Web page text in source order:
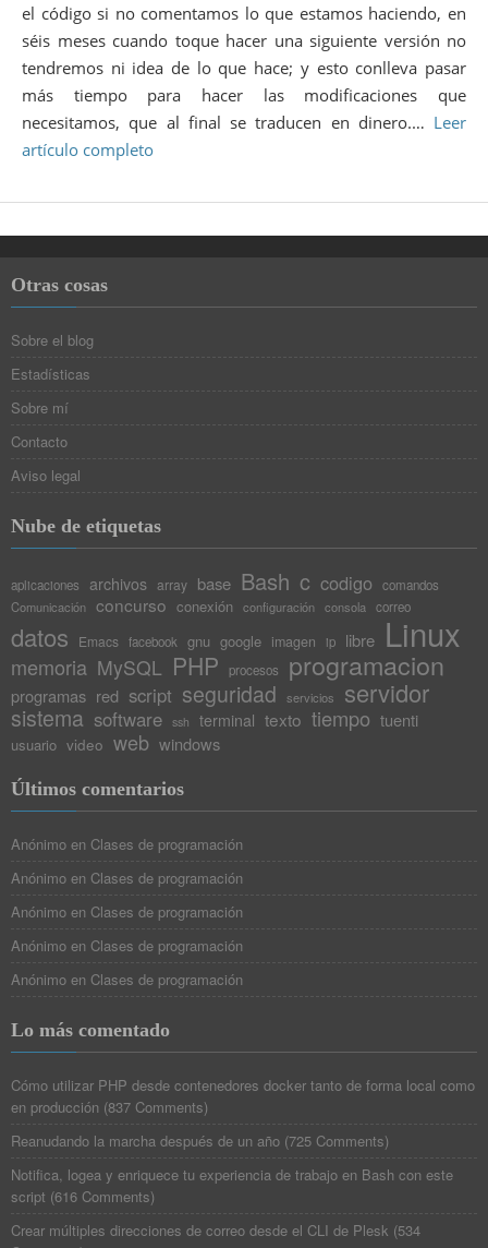
el código si no comentamos lo que estamos haciendo, en
séis meses cuando toque hacer una siguiente versión no
tendremos ni idea de lo que hace; y esto conlleva pasar
más tiempo para hacer las modificaciones que
necesitamos, que al final se traducen en dinero.… Leer
artículo completo
Otras cosas
Sobre el blog
Estadísticas
Sobre mí
Contacto
Aviso legal
Nube de etiquetas
aplicaciones archivos array base Bash c codigo
comandos
Comunicación concurso conexión configuración consola correo
datos Emacs facebook gnu google imagen ip libre Linux
memoria MySQL PHP procesos programacion
programas red script seguridad servicios servidor
sistema software ssh terminal texto tiempo tuenti
usuario video web windows
Últimos comentarios
Anónimo en Clases de programación
Anónimo en Clases de programación
Anónimo en Clases de programación
Anónimo en Clases de programación
Anónimo en Clases de programación
Lo más comentado
Cómo utilizar PHP desde contenedores docker tanto de forma local como
en producción (837 Comments)
Reanudando la marcha después de un año (725 Comments)
Notifica, logea y enriquece tu experiencia de trabajo en Bash con este
script (616 Comments)
Crear múltiples direcciones de correo desde el CLI de Plesk (534